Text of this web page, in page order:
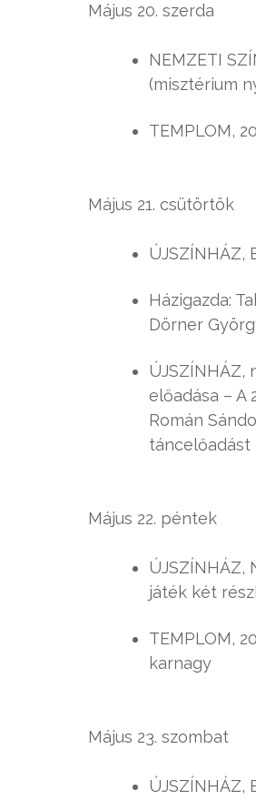
Május 20. szerda
NEMZETI
(misztérium
TEMPLOM,
Május 21. csütörtök
ÚJSZÍNHÁZ,
Házigazda:
Dörner
ÚJSZÍNHÁZ,
előadása – A
Román
táncelőadást
Május 22. péntek
ÚJSZÍNHÁZ,
játék két
TEMPLOM,
karnagy
Május 23. szombat
ÚJSZÍNHÁZ,